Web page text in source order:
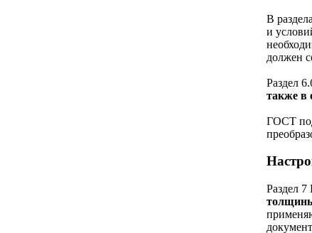
В
и
должен
Раздел
также в
ГОСТ
Раздел